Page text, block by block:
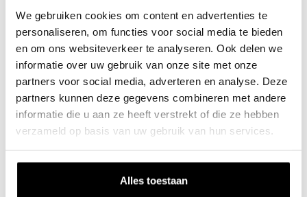
We gebruiken cookies om content en advertenties te
personaliseren, om functies voor social media te bieden
en om ons websiteverkeer te analyseren. Ook delen we
informatie over uw gebruik van onze site met onze
partners voor social media, adverteren en analyse. Deze
partners kunnen deze gegevens combineren met andere
informatie die u aan ze heeft verstrekt of die ze hebben
verzameld op basis van uw gebruik van hun services.
Alles toestaan